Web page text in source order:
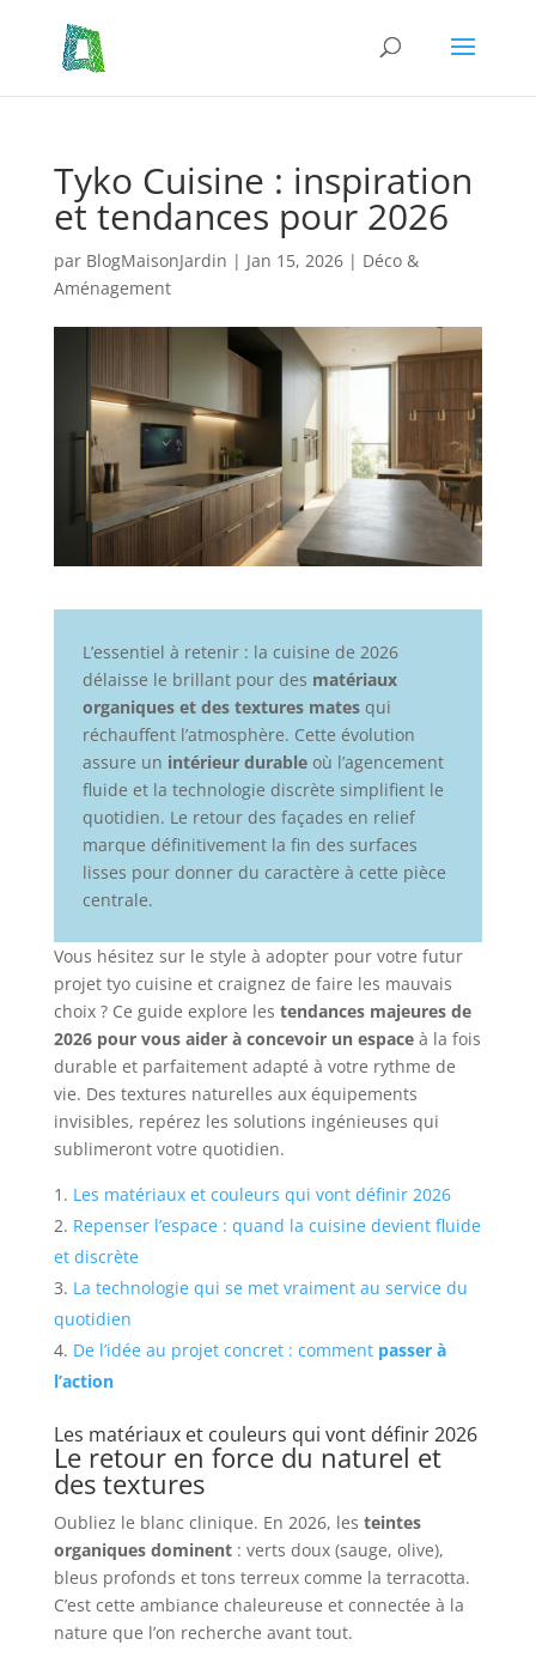
Tyko Cuisine : inspiration
et tendances pour 2026
par BlogMaisonJardin | Jan 15, 2026| Déco &
Aménagement
L’essentiel à retenir : la cuisine de 2026
délaisse le brillant pour des matériaux
organiques et des textures matesqui
réchauffent l’atmosphère. Cette évolution
assure un intérieur durableoù l’agencement
fluide et la technologie discrète simplifient le
quotidien. Le retour des façades en relief
marque définitivement la fin des surfaces
lisses pour donner du caractère à cette pièce
centrale.
Vous hésitez sur le style à adopter pour votre futur
projet tyo cuisine et craignez de faire les mauvais
choix ? Ce guide explore les tendances majeures de
2026 pour vous aider à concevoir un espaceà la fois
durable et parfaitement adapté à votre rythme de
vie. Des textures naturelles aux équipements
invisibles, repérez les solutions ingénieuses qui
sublimeront votre quotidien.
Les matériaux et couleurs qui vont définir 2026
Repenser l’espace : quand la cuisine devient fluide
et discrète
La technologie qui se met vraiment au service du
quotidien
De l’idée au projet concret : comment passer à
l’action
Les matériaux et couleurs qui vont définir 2026
Le retour en force du naturel et
des textures
Oubliez le blanc clinique. En 2026, les teintes
organiques dominent: verts doux (sauge, olive),
bleus profonds et tons terreux comme la terracotta.
C’est cette ambiance chaleureuse et connectée à la
nature que l’on recherche avant tout.